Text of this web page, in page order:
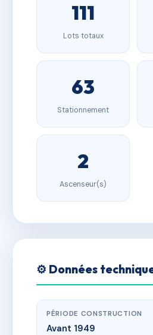
111
Lots totaux
63
Stationnement
2
Ascenseur(s)
⚙️ Données
PÉRIODE CONSTRUCTION
Avant 1949